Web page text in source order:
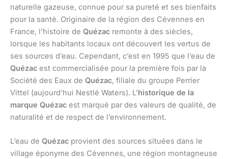
naturelle gazeuse, connue pour sa pureté et ses bienfaits
pour la santé. Originaire de la région des Cévennes en
France, l’histoire de Quézac remonte à des siècles,
lorsque les habitants locaux ont découvert les vertus de
ses sources d’eau. Cependant, c’est en 1995 que l’eau de
Quézac est commercialisée pour la première fois par la
Société des Eaux de Quézac, filiale du groupe Perrier
Vittel (aujourd’hui Nestlé Waters). L’historique de la
marque Quézac est marqué par des valeurs de qualité, de
naturalité et de respect de l’environnement.
L’eau de Quézac provient des sources situées dans le
village éponyme des Cévennes, une région montagneuse